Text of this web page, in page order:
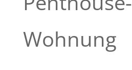
Wohnung